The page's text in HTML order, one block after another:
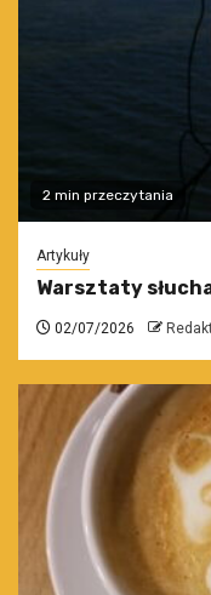
2 min przeczytania
Artykuły
Warsztaty
02/07/2026